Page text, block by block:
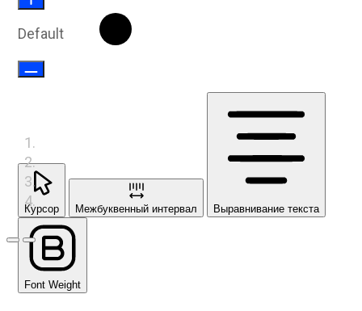
Предыдущий слайд
Следующий слайд
Default
Курсор Межбуквенный интервал Выравнивание текста
Font Weight